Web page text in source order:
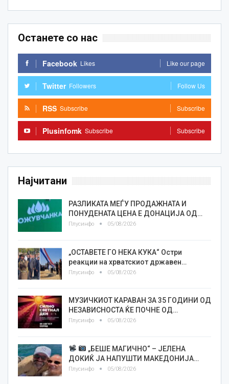
Останете со нас
Facebook Likes Like our page
Twitter Followers Follow Us
RSS Subscribe Subscribe
Plusinfomk Subscribe Subscribe
Најчитани
РАЗЛИКАТА МЕЃУ ПРОДАЖНАТА И
ПОНУДЕНАТА ЦЕНА Е ДОНАЦИЈА ОД…
Плусинфо 05/08/2026
„ОСТАВЕТЕ ГО НЕКА КУКА“ Остри
реакции на хрватскиот државен…
Плусинфо 05/08/2026
МУЗИЧКИОТ КАРАВАН ЗА 35 ГОДИНИ ОД
НЕЗАВИСНОСТА ЌЕ ПОЧНЕ ОД…
Плусинфо 05/08/2026
„БЕШЕ МАГИЧНО“ – ЈЕЛЕНА
ДОКИЌ ЈА НАПУШТИ МАКЕДОНИЈА…
Плусинфо 05/08/2026